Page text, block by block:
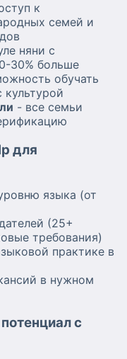
к
семей и
няни с
30% больше
обучать
- все семьи
для
языка (от
(25+
требования)
практике в
в нужном
с